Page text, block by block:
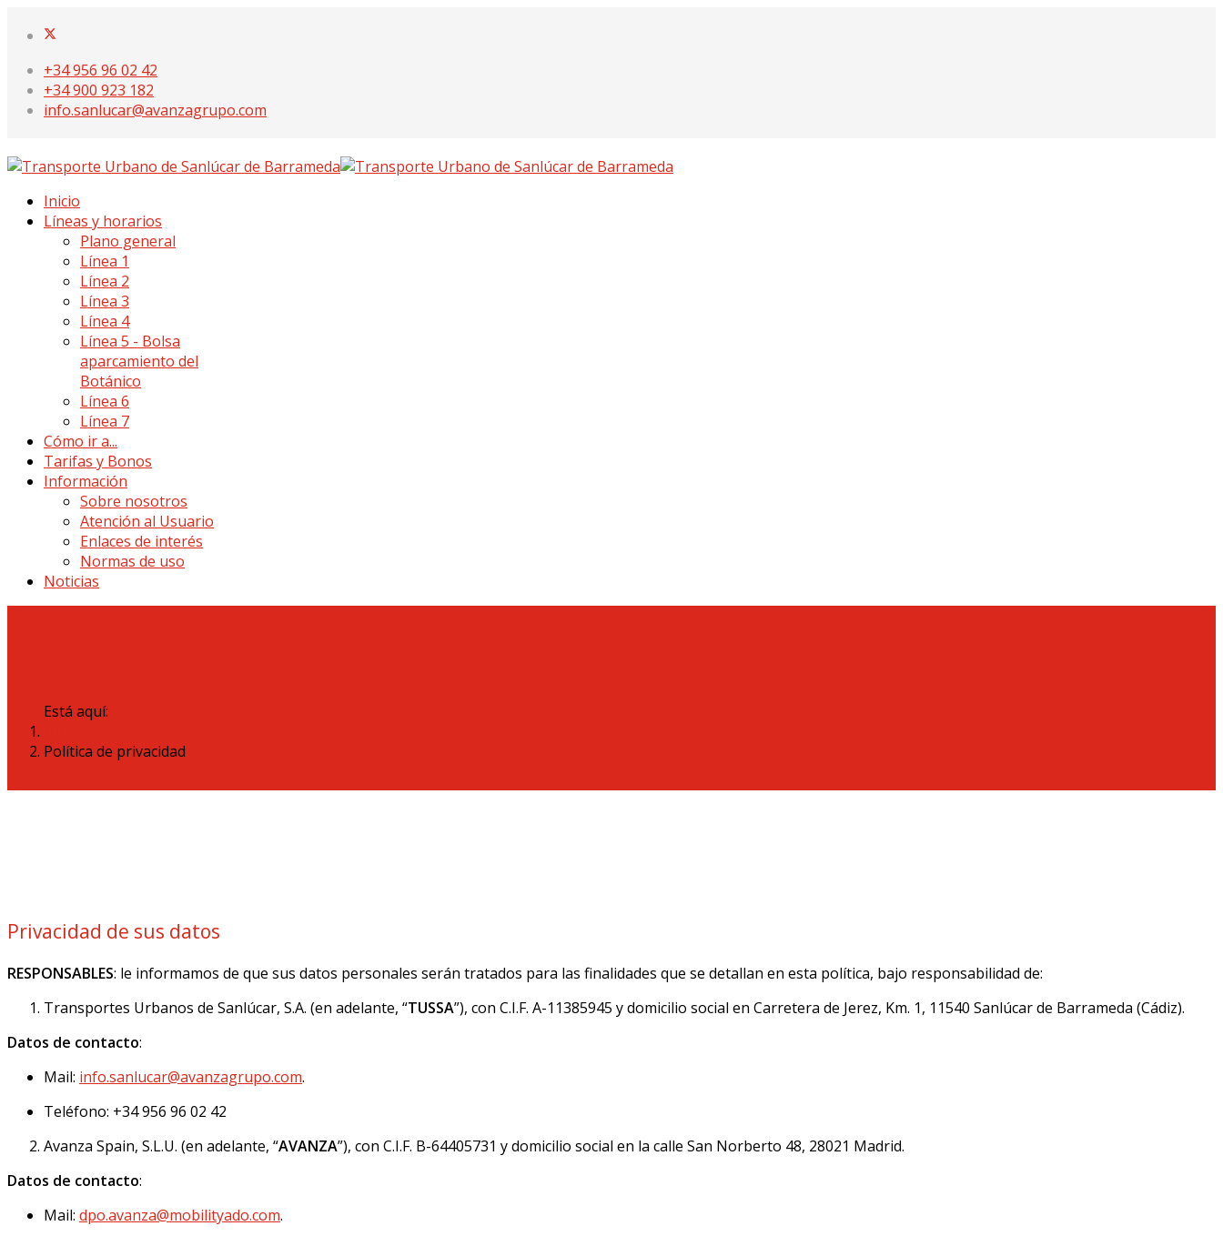
+34 956 96 02 42
+34 900 923 182
info.sanlucar@avanzagrupo.com
Inicio
Líneas y horarios
Plano general
Línea 1
Línea 2
Línea 3
Línea 4
Línea 5 - Bolsa
aparcamiento del
Botánico
Línea 6
Línea 7
Cómo ir a...
Tarifas y Bonos
Información
Sobre nosotros
Atención al Usuario
Enlaces de interés
Normas de uso
Noticias
Está aquí:
Política de privacidad
Privacidad de sus datos
RESPONSABLES: le informamos de que sus datos personales serán tratados para las finalidades que se detallan en esta política, bajo responsabilidad de:
Transportes Urbanos de Sanlúcar, S.A. (en adelante, “TUSSA”), con C.I.F. A-11385945 y domicilio social en Carretera de Jerez, Km. 1, 11540 Sanlúcar de Barrameda (Cádiz).
Datos de contacto:
Mail: info.sanlucar@avanzagrupo.com.
Teléfono: +34 956 96 02 42
Avanza Spain, S.L.U. (en adelante, “AVANZA”), con C.I.F. B-64405731 y domicilio social en la calle San Norberto 48, 28021 Madrid.
Datos de contacto:
Mail: dpo.avanza@mobilityado.com.